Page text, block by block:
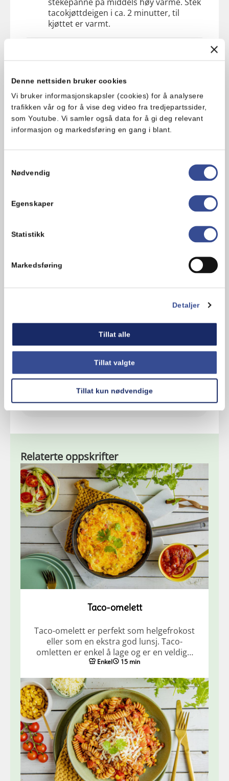
Denne nettsiden bruker cookies
Vi bruker informasjonskapsler (cookies) for å analysere
trafikken vår og for å vise deg video fra tredjepartssider,
som Youtube. Vi samler også data for å gi deg relevant
informasjon og markedsføring en gang i blant.
Nødvendig
Egenskaper
Statistikk
Markedsføring
Detaljer
Tillat alle
Tillat valgte
Tillat kun nødvendige
tacokjøttdeigen i ca. 2 minutter, til
kjøttet er varmt.
4. Fordel tacokjøtt, paprika, mais, agurk
og avokado på hver sin del av bollen,
oppå risen.
Kommentarer
Legg til en kommentar
Relaterte oppskrifter
Taco-omelett
Taco-omelett er perfekt som helgefrokost
eller som en ekstra god lunsj. Taco-
omletten er enkel å lage og er en veldig…
Enkel 15 min